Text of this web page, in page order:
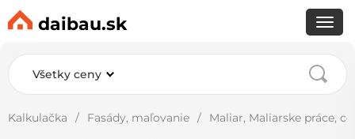
daibau.sk
Kalkulačka Fasády, maľovanie Maliar, Maliarske práce,
Všetky ceny